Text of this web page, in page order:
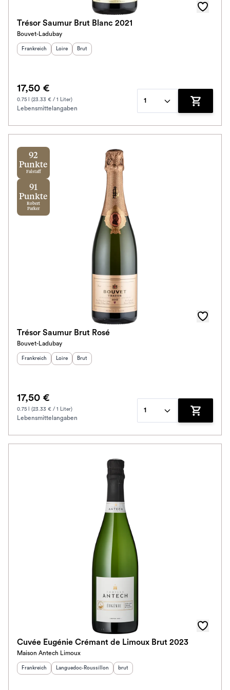
Trésor Saumur Brut Blanc 2021
Bouvet-Ladubay
Herkunftsland
Frankreich Herkunftsregion
Loire Geschmack
Brut
17,50 €
0.75 l (23.33 € / 1 Liter)
Lebensmittelangaben
1
Zum
92
Punkte
Falstaff
91
Punkte
Robert
Parker
Trésor Saumur Brut Rosé
Bouvet-Ladubay
Herkunftsland
Frankreich Herkunftsregion
Loire Geschmack
Brut
17,50 €
0.75 l (23.33 € / 1 Liter)
Lebensmittelangaben
1
Zum
Cuvée Eugénie Crémant de Limoux Brut 2023
Maison Antech Limoux
Herkunftsland
Frankreich Herkunftsregion:
Languedoc-Roussillon Geschmack
brut